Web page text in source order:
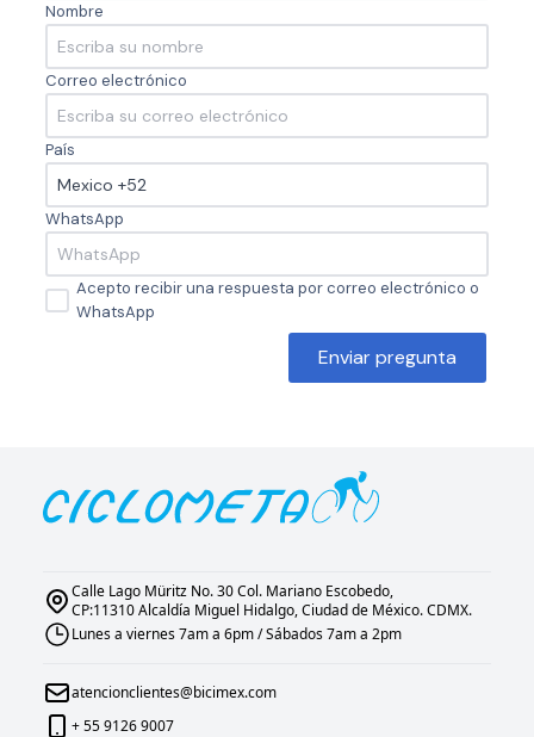
Nombre
Correo electrónico
País
WhatsApp
Acepto recibir una respuesta por correo electrónico o
WhatsApp
Enviar pregunta
Calle Lago Müritz No. 30 Col. Mariano Escobedo,
CP:11310 Alcaldía Miguel Hidalgo, Ciudad de México. CDMX.
Lunes a viernes 7am a 6pm / Sábados 7am a 2pm
atencionclientes@bicimex.com
+ 55 9126 9007